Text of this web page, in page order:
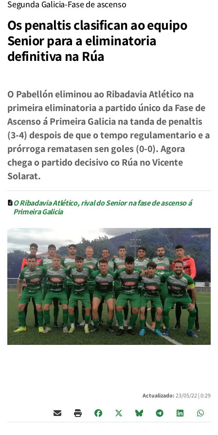
Segunda Galicia-Fase de ascenso
Os penaltis clasifican ao equipo
Senior para a eliminatoria
definitiva na Rúa
O Pabellón eliminou ao Ribadavia Atlético na
primeira eliminatoria a partido único da Fase de
Ascenso á Primeira Galicia na tanda de penaltis
(3-4) despois de que o tempo regulamentario e a
prórroga rematasen sen goles (0-0). Agora
chega o partido decisivo co Rúa no Vicente
Solarat.
O Ribadavia Atlético, rival do Senior na fase de ascenso á
Primeira Galicia
Actualizado: 23/05/22 | 0:29